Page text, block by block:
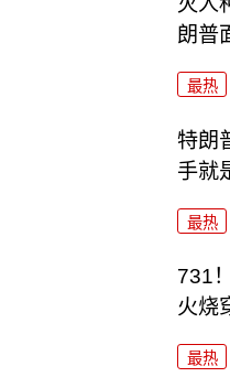
朗普
最热
特朗
手就
最热
731
火烧
最热